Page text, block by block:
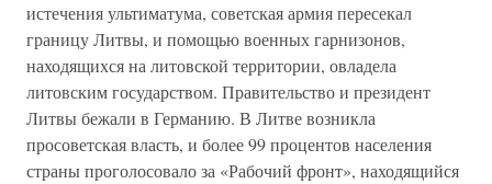
истечения ультиматума, советская армия пересекал
границу Литвы, и помощью военных гарнизонов,
находящихся на литовской территории, овладела
литовским государством. Правительство и президент
Литвы бежали в Германию. В Литве возникла
просоветская власть, и более 99 процентов населения
страны проголосовало за «Рабочий фронт», находящийся